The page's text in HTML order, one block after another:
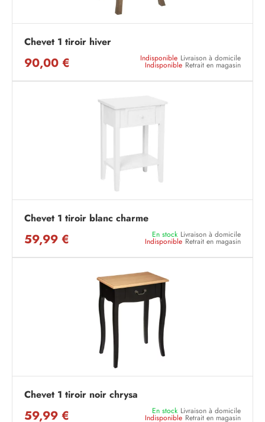
Chevet 1 tiroir hiver
90,00 € Indisponible Livraison à domicile
Indisponible Retrait en magasin
Chevet 1 tiroir blanc charme
59,99 € En stock Livraison à domicile
Indisponible Retrait en magasin
Chevet 1 tiroir noir chrysa
59,99 € En stock Livraison à domicile
Indisponible Retrait en magasin